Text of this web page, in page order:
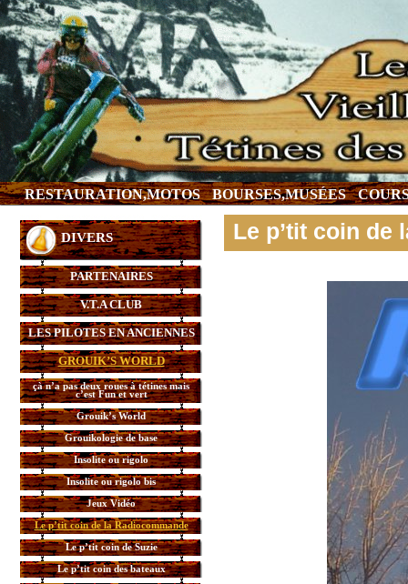
RESTAURATION,MOTOS BOURSES,MUSÉES
DIVERS
PARTENAIRES
V.T.A CLUB
LES PILOTES EN ANCIENNES
GROUIK’S WORLD
çà n’a pas deux roues à tétines mais
c’est Fun et vert
Grouik’s World
Grouikologie de base
Insolite ou rigolo
Insolite ou rigolo bis
Jeux Vidéo
Le p’tit coin de la Radiocommande
Le p’tit coin de Suzie
Le p’tit coin des bateaux
Le p’tit coin de